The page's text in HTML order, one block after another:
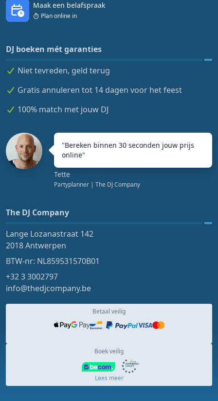
Maak een belafspraak
Plan online in
DJ boeken mét garanties
Niet tevreden, geld terug
Gratis annuleren tot 14 dagen voor het feest
100% match met jouw DJ
"Bereken binnen 30 seconden jouw prijs
online"
Tette
Partyplanner | The DJ Company
The DJ Company
Lange Lozanastraat 142
2018 Antwerpen
BTW-nr: NL859531570B01
+32 3 3002797
info@thedjcompany.be
Betaal veilig
Boek veilig
Lees meer